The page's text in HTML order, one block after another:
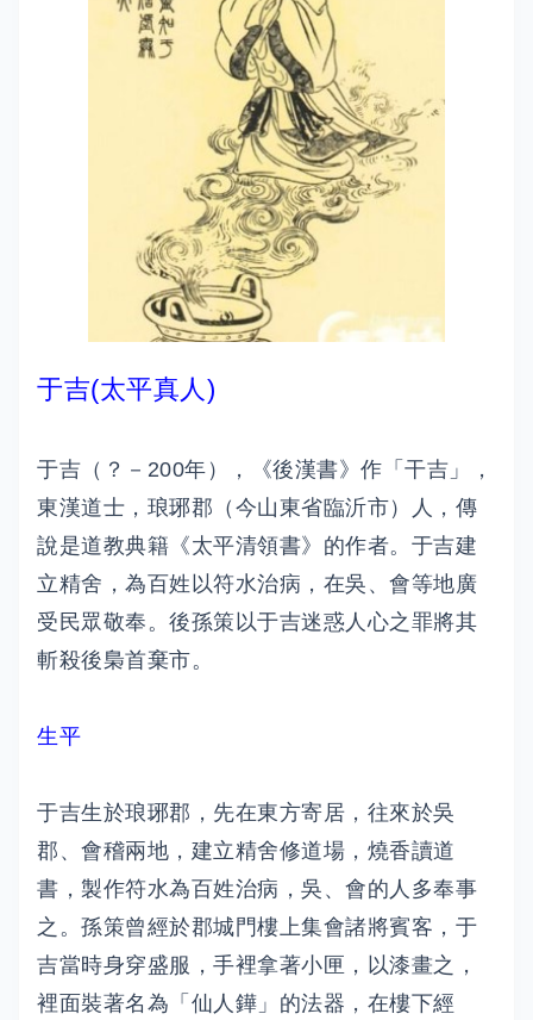
于吉(太平真人)
于吉（？－200年），《後漢書》作「干吉」，
東漢道士，琅琊郡（今山東省臨沂市）人，傳
說是道教典籍《太平清領書》的作者。于吉建
立精舍，為百姓以符水治病，在吳、會等地廣
受民眾敬奉。後孫策以于吉迷惑人心之罪將其
斬殺後梟首棄市。
生平
于吉生於琅琊郡，先在東方寄居，往來於吳
郡、會稽兩地，建立精舍修道場，燒香讀道
書，製作符水為百姓治病，吳、會的人多奉事
之。孫策曾經於郡城門樓上集會諸將賓客，于
吉當時身穿盛服，手裡拿著小匣，以漆畫之，
裡面裝著名為「仙人鏵」的法器，在樓下經